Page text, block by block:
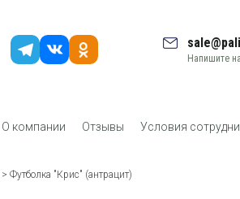
Напишите
О компании Отзывы Условия
> Футболка "Крис" (антрацит)